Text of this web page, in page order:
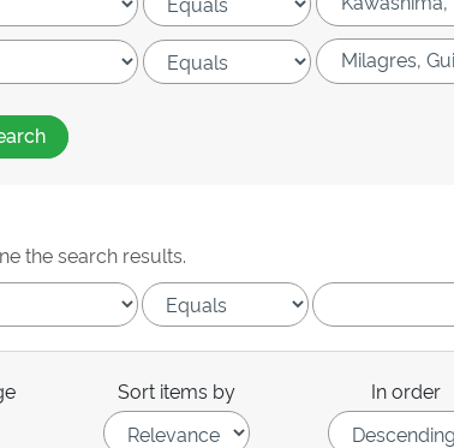
the search results.
Sort items by In order